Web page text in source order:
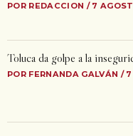
POR REDACCION / 7
Toluca da golpe a la
POR FERNANDA GALVÁN /